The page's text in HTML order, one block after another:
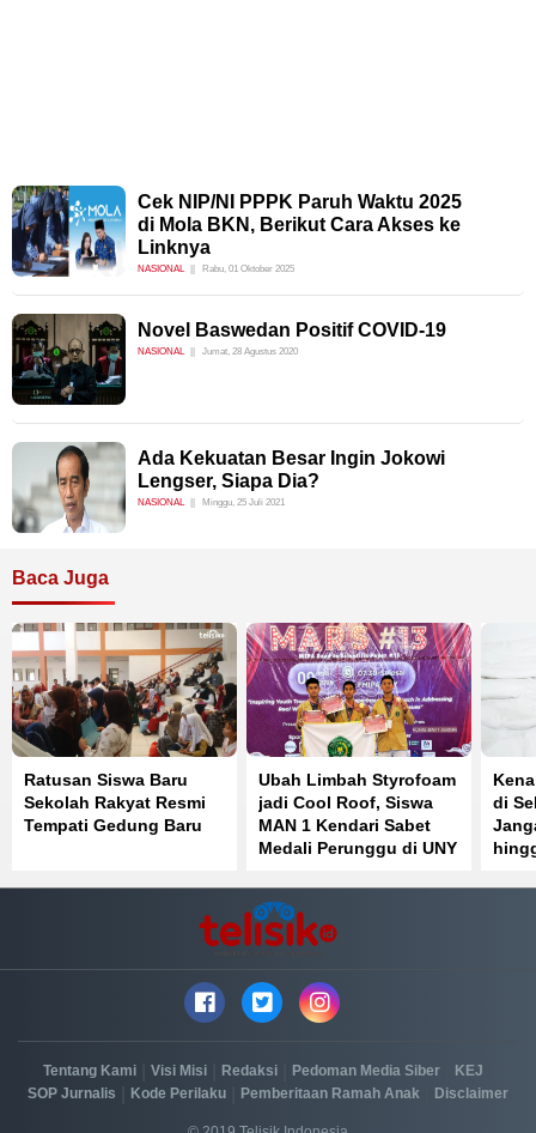
Cek NIP/NI PPPK Paruh Waktu 2025
di Mola BKN, Berikut Cara Akses ke
Linknya
NASIONAL Rabu, 01 Oktober 2025
Novel Baswedan Positif COVID-19
NASIONAL Jumat, 28 Agustus 2020
Ada Kekuatan Besar Ingin Jokowi
Lengser, Siapa Dia?
NASIONAL Minggu, 25 Juli 2021
Baca Juga
Ratusan Siswa Baru
Sekolah Rakyat Resmi
Tempati Gedung Baru
Ubah Limbah Styrofoam
jadi Cool Roof, Siswa
MAN 1 Kendari Sabet
Medali Perunggu di UNY
di
Tentang Kami Visi Misi Redaksi Pedoman Media Siber KEJ
SOP Jurnalis Kode Perilaku Pemberitaan Ramah Anak Disclaimer